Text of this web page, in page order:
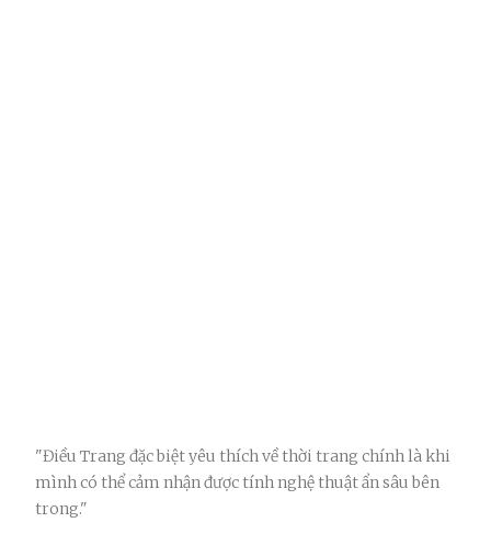
"Điều Trang đặc biệt yêu thích về thời trang chính là khi
mình có thể cảm nhận được tính nghệ thuật ẩn sâu bên
trong."